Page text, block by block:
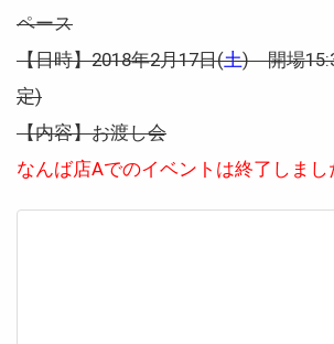
ペース
【日時】2018年2月17日(土) 開場
定)
【内容】お渡し会
なんば店Aでのイベントは終了しまし